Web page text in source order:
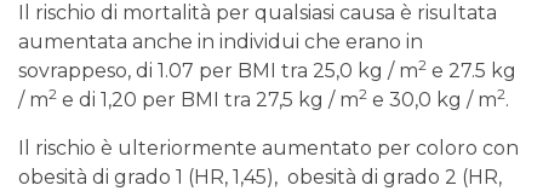
Il rischio di mortalità per qualsiasi causa è risultata
aumentata anche in individui che erano in
sovrappeso, di 1.07 per BMI tra 25,0 kg / m2 e 27.5 kg
/ m2 e di 1,20 per BMI tra 27,5 kg / m2 e 30,0 kg / m2.
Il rischio è ulteriormente aumentato per coloro con
obesità di grado 1 (HR, 1,45), obesità di grado 2 (HR,